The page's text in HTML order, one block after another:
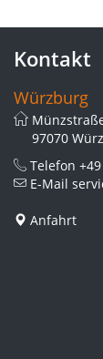
Kontakt
Würzburg
97070
Telefon
E-Mail
Anfahrt